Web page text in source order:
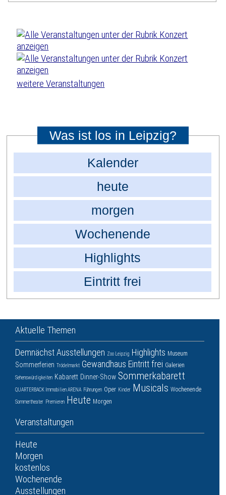
weitere Veranstaltungen
Was ist los in Leipzig?
Kalender
heute
morgen
Wochenende
Highlights
Eintritt frei
Aktuelle Themen
DemnächstAusstellungen Zoo Leipzig Highlights Museum
Sommerferien Trödelmarkt Gewandhaus Eintritt frei Galerien
Sehenswürdigkeiten Kabarett Dinner-Show Sommerkabarett
QUARTERBACK Immobilien ARENA Führungen Oper Kinder Musicals Wochenende
Sommertheater Premieren Heute Morgen
Veranstaltungen
Heute
Morgen
kostenlos
Wochenende
Ausstellungen